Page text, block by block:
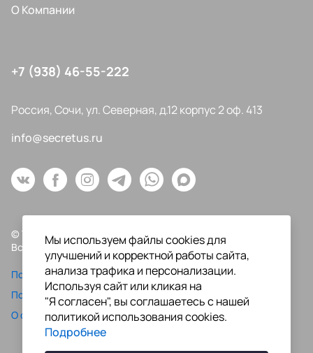
О Компании
+7 (938) 46-55-222
Россия, Сочи, ул. Северная, д.12 корпус 2 оф. 413
info@secretus.ru
© Типография "Секрет Успеха", 2009-2026
Все права защищены.
Политика конфиденциальности
Пользовательское соглашение
О файлах Cookie
Мы используем файлы cookies для
улучшений и корректной работы сайта,
анализа трафика и персонализации.
Используя сайт или кликая на
"Я согласен", вы соглашаетесь с нашей
политикой использования cookies.
Подробнее